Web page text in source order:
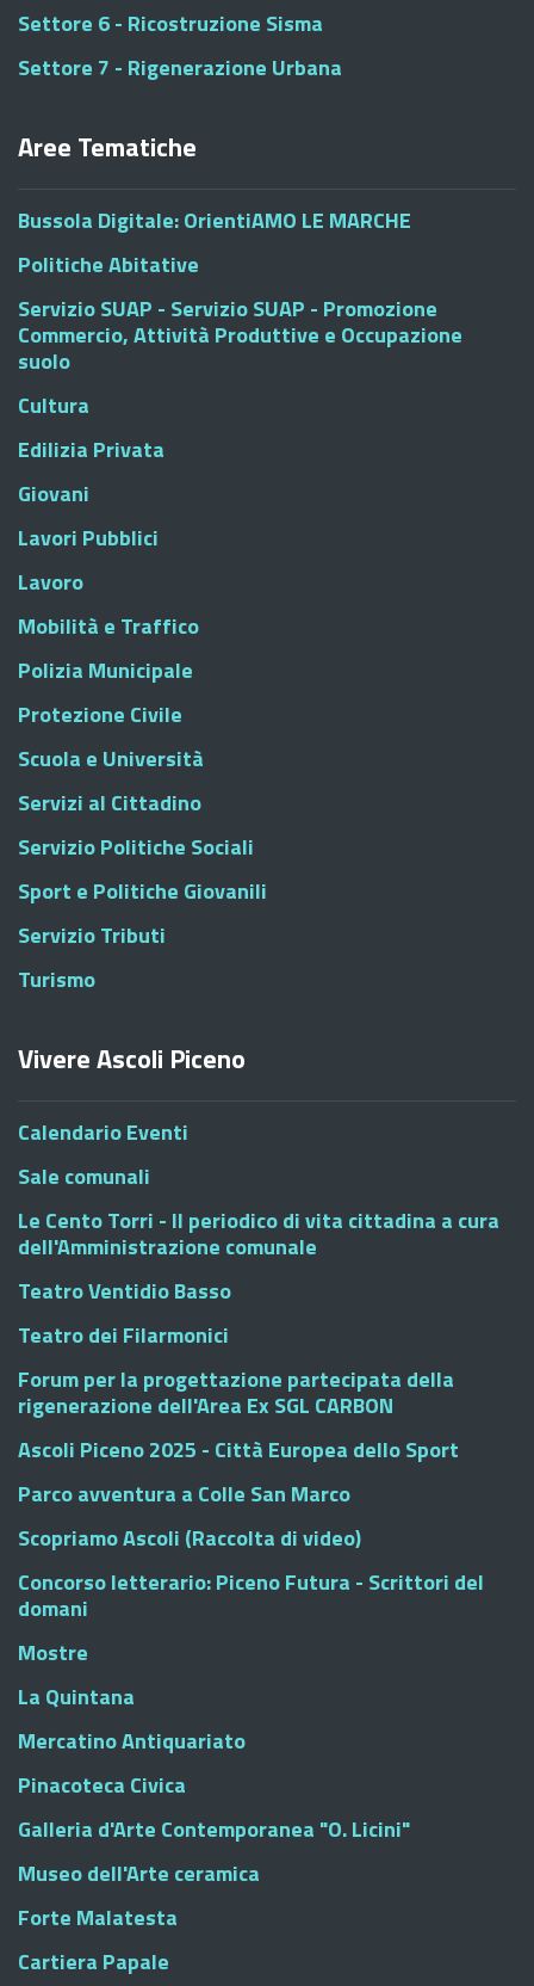
Settore 6 - Ricostruzione Sisma
Settore 7 - Rigenerazione Urbana
Aree Tematiche
Bussola Digitale: OrientiAMO LE MARCHE
Politiche Abitative
Servizio SUAP - Servizio SUAP - Promozione
Commercio, Attività Produttive e Occupazione
suolo
Cultura
Edilizia Privata
Giovani
Lavori Pubblici
Lavoro
Mobilità e Traffico
Polizia Municipale
Protezione Civile
Scuola e Università
Servizi al Cittadino
Servizio Politiche Sociali
Sport e Politiche Giovanili
Servizio Tributi
Turismo
Vivere Ascoli Piceno
Calendario Eventi
Sale comunali
Le Cento Torri - Il periodico di vita cittadina a cura
dell'Amministrazione comunale
Teatro Ventidio Basso
Teatro dei Filarmonici
Forum per la progettazione partecipata della
rigenerazione dell'Area Ex SGL CARBON
Ascoli Piceno 2025 - Città Europea dello Sport
Parco avventura a Colle San Marco
Scopriamo Ascoli (Raccolta di video)
Concorso letterario: Piceno Futura - Scrittori del
domani
Mostre
La Quintana
Mercatino Antiquariato
Pinacoteca Civica
Galleria d'Arte Contemporanea "O. Licini"
Museo dell'Arte ceramica
Forte Malatesta
Cartiera Papale